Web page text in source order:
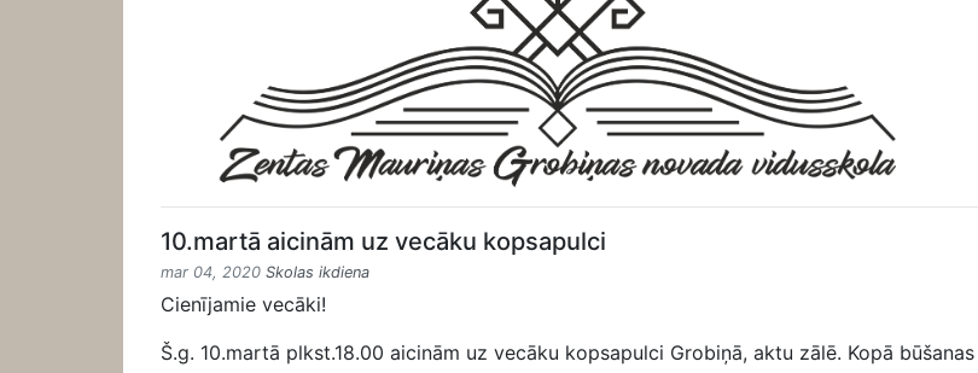
10.martā aicinām uz vecāku kopsapulci
mar 04, 2020 Skolas ikdiena
Cienījamie vecāki!
Š.g. 10.martā plkst.18.00 aicinām uz vecāku kopsapulci Grobiņā, aktu zālē. Kopā būšanas